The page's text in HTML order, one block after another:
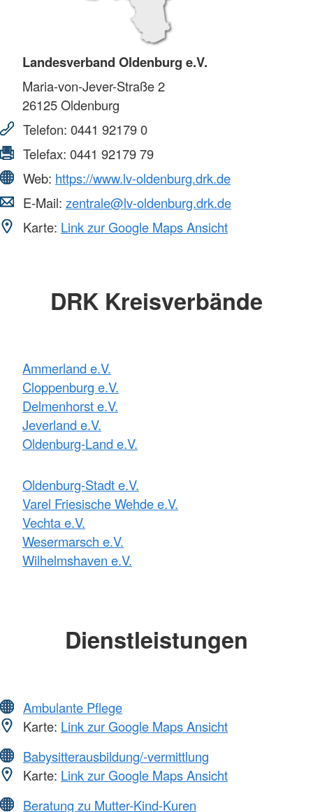
Landesverband Oldenburg e.V.
Maria-von-Jever-Straße 2
26125Oldenburg
Telefon: 0441 92179 0
Telefax: 0441 92179 79
Web: https://www.lv-oldenburg.drk.de
E-Mail: zentrale@lv-oldenburg.drk.de
Karte: Link zur Google Maps Ansicht
DRK Kreisverbände
Ammerland e.V.
Cloppenburg e.V.
Delmenhorst e.V.
Jeverland e.V.
Oldenburg-Land e.V.
Oldenburg-Stadt e.V.
Varel Friesische Wehde e.V.
Vechta e.V.
Wesermarsch e.V.
Wilhelmshaven e.V.
Dienstleistungen
Ambulante Pflege
Karte: Link zur Google Maps Ansicht
Babysitterausbildung/-vermittlung
Karte: Link zur Google Maps Ansicht
Beratung zu Mutter-Kind-Kuren